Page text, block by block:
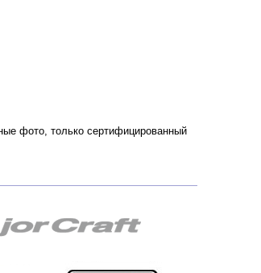
фото, только сертифицированный